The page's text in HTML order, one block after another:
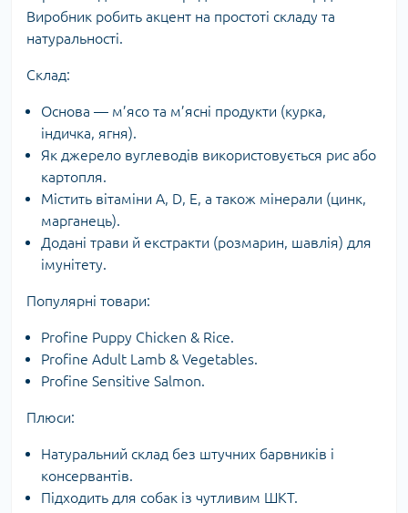
Виробник робить акцент на простоті складу та
натуральності.
Склад:
Основа — м’ясо та м’ясні продукти (курка,
індичка, ягня).
Як джерело вуглеводів використовується рис або
картопля.
Містить вітаміни A, D, E, а також мінерали (цинк,
марганець).
Додані трави й екстракти (розмарин, шавлія) для
імунітету.
Популярні товари:
Profine Puppy Chicken & Rice.
Profine Adult Lamb & Vegetables.
Profine Sensitive Salmon.
Плюси:
Натуральний склад без штучних барвників і
консервантів.
Підходить для собак із чутливим ШКТ.